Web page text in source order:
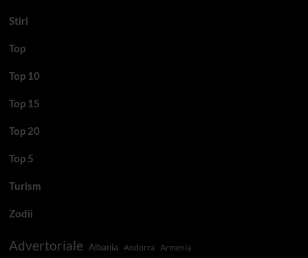
Stiri
Top
Top 10
Top 15
Top 20
Top 5
Turism
Zodii
Advertoriale Albania Andorra Armenia